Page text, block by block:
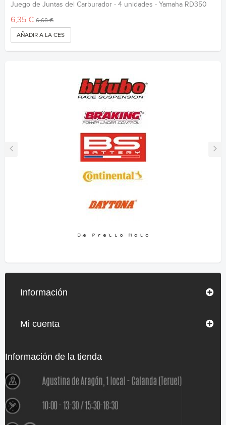
Juego de Juntas del Carburador - 4 unidades - Yamaha RD350
6,35 € 6,68 €
AÑADIR A LA CESTA
Información
Mi cuenta
Información de la tienda